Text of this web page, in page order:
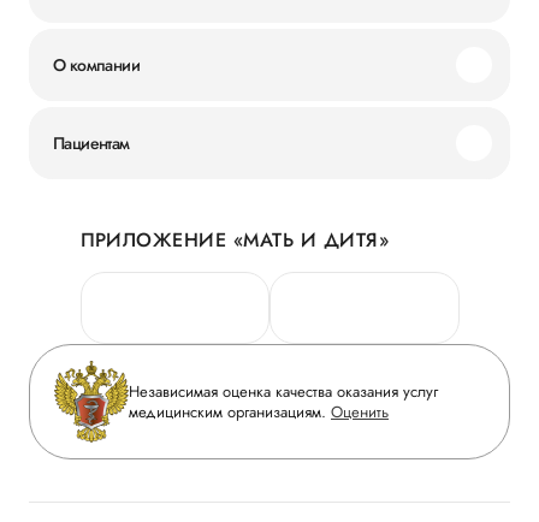
О компании
Новости
Руководство
Сотрудничество
Инвесторам
Журнал «Мать и дитя»
Вакансии
Медицинский туризм
Пациентам
Личный кабинет
Персональные данные
Горячая линия качества
Вопрос-ответ
Приложение пациента
Статьи
ПРИЛОЖЕНИЕ «МАТЬ И ДИТЯ»
Независимая оценка качества оказания услуг
медицинским организациям. Оценить